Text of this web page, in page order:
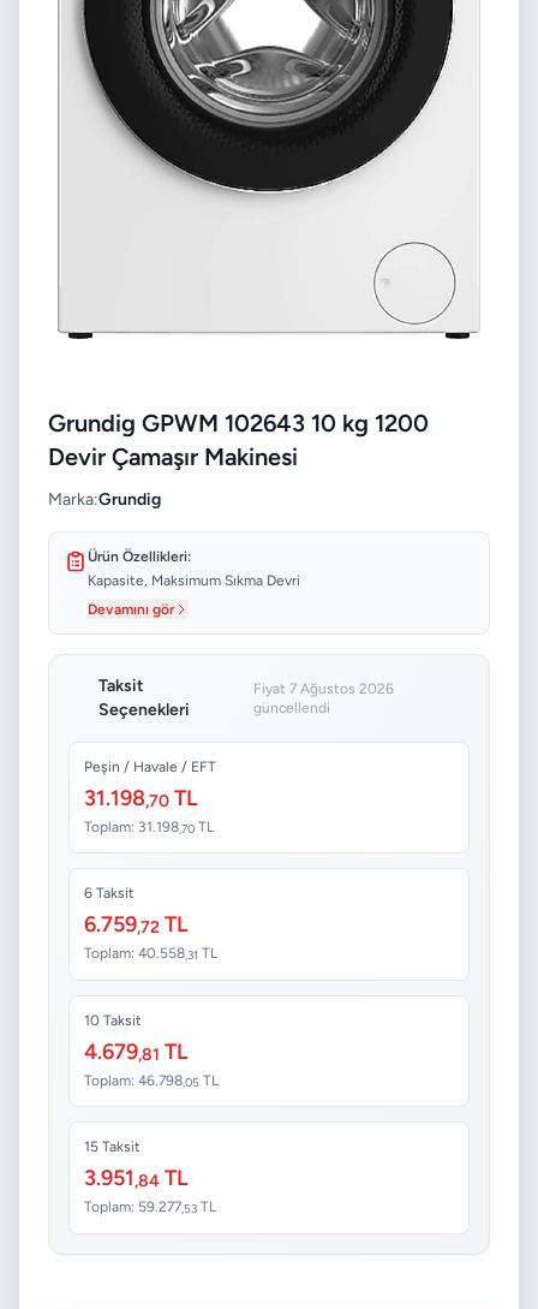
Grundig GPWM 102643 10 kg 1200
Devir Çamaşır Makinesi
Marka:Grundig
Ürün Özellikleri:
Kapasite, Maksimum Sıkma Devri
Devamını gör
Taksit
Seçenekleri
Fiyat 7 Ağustos 2026
güncellendi
Peşin / Havale / EFT
31.198,70 TL
Toplam: 31.198,70 TL
6 Taksit
6.759,72 TL
Toplam: 40.558,31 TL
10 Taksit
4.679,81 TL
Toplam: 46.798,05 TL
15 Taksit
3.951,84 TL
Toplam: 59.277,53 TL